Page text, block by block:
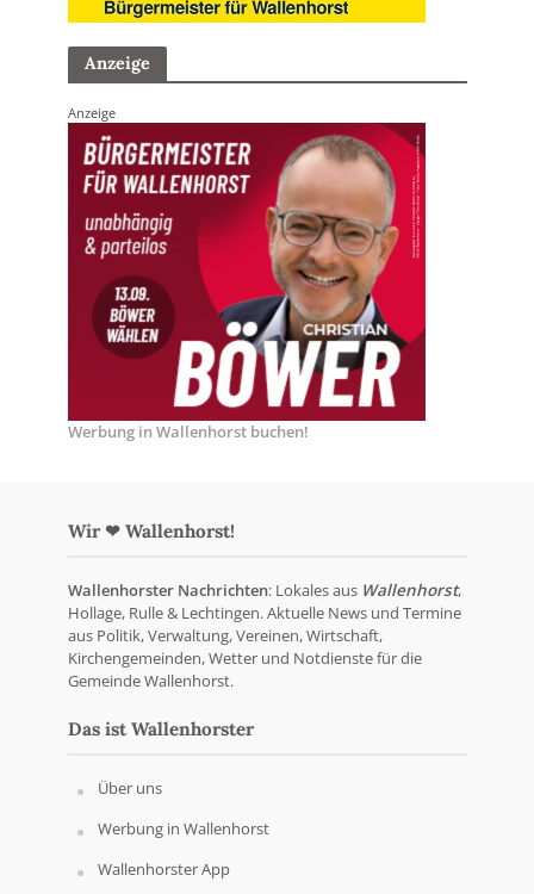
Anzeige
Anzeige
Werbung in Wallenhorst buchen!
Wir ❤ Wallenhorst!
Wallenhorster Nachrichten: Lokales aus Wallenhorst,
Hollage, Rulle & Lechtingen. Aktuelle News und Termine
aus Politik, Verwaltung, Vereinen, Wirtschaft,
Kirchengemeinden, Wetter und Notdienste für die
Gemeinde Wallenhorst.
Das ist Wallenhorster
Über uns
Werbung in Wallenhorst
Wallenhorster App